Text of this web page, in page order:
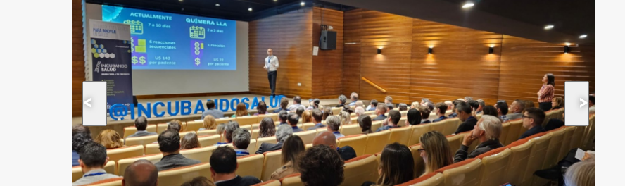
Anterior Siguiente